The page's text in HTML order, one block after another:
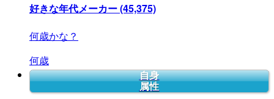
好きな年代メーカー(45,375)
何歳かな？
何歳
自身
属性